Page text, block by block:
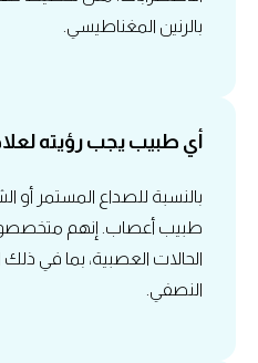
بالرنين المغناطيسي.
أي طبيب يجب رؤيته
بالنسبة للصداع المستمر أو
طبيب أعصاب. إنهم
الحالات العصبية، بما في
النصفي.